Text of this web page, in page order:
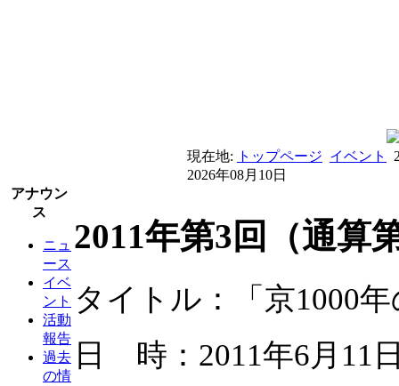
現在地: トップページ イベント
2026年08月10日
アナウン
ス
ニュ
ース
イベ
ント
活動
報告
過去
の情
2011年第3回（通算
タイトル：「京1000
日 時：2011年6月11